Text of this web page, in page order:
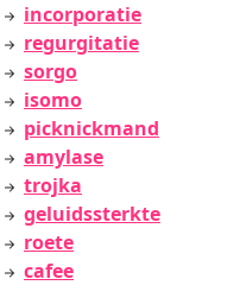
incorporatie
regurgitatie
sorgo
isomo
picknickmand
amylase
trojka
geluidssterkte
roete
cafee